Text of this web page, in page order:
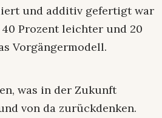
und additiv gefertigt war
Prozent leichter und 20
Vorgängermodell.
was in der Zukunft
von da zurückdenken.